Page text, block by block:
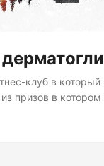
клуб в
призов в котором
удивился